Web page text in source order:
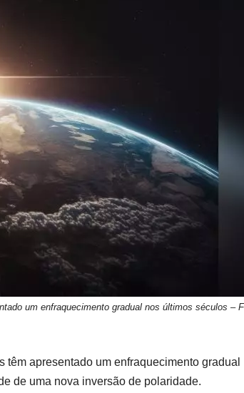
um enfraquecimento gradual nos últimos séculos –
apresentado um enfraquecimento gradual
de uma nova inversão de polaridade.